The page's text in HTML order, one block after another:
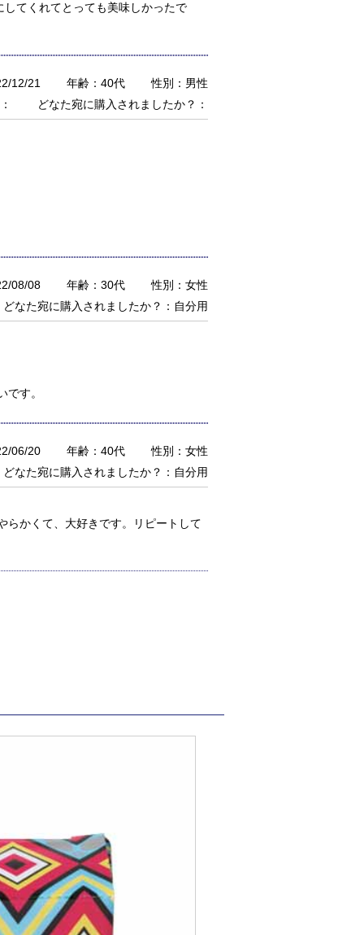
てくれてとっても美味しかったで
12/21 年齢：40代
性別：男性
どなた宛に購入されましたか？：
08/08 年齢：30代
性別：女性
どなた宛に購入されましたか？：自分用
す。
06/20 年齢：40代
性別：女性
どなた宛に購入されましたか？：自分用
らかくて、大好きです。リピートして